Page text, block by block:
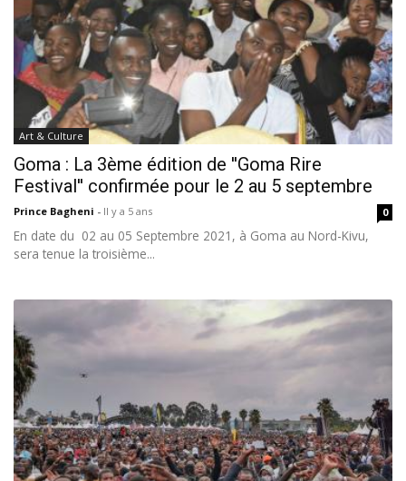
Art & Culture
Goma : La 3ème édition de ''Goma Rire
Festival'' confirmée pour le 2 au 5 septembre
Prince Bagheni - Il y a 5 ans 0
En date du 02 au 05 Septembre 2021, à Goma au Nord-Kivu,
sera tenue la troisième...